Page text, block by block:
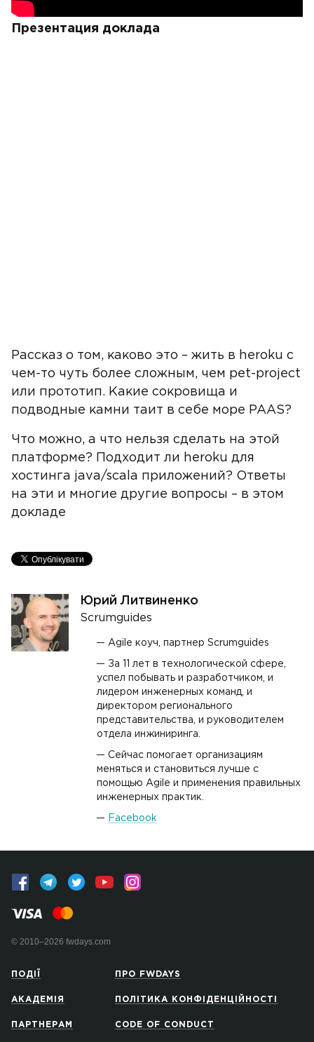
Презентация доклада
Рассказ о том, каково это – жить в heroku с
чем-то чуть более сложным, чем pet-project
или прототип. Какие сокровища и
подводные камни таит в себе море PAAS?
Что можно, а что нельзя сделать на этой
платформе? Подходит ли heroku для
хостинга java/scala приложений? Ответы
на эти и многие другие вопросы – в этом
докладе
Юрий Литвиненко
Scrumguides
Agile коуч, партнер Scrumguides
За 11 лет в технологической сфере,
успел побывать и разработчиком, и
лидером инженерных команд, и
директором регионального
представительства, и руководителем
отдела инжиниринга.
Сейчас помогает организациям
меняться и становиться лучше с
помощью Agile и применения правильных
инженерных практик.
Facebook
© 2010–2026 fwdays.com
ПОДІЇ
АКАДЕМІЯ
ПАРТНЕРАМ
ПРО FWDAYS
ПОЛІТИКА КОНФІДЕНЦІЙНОСТІ
CODE OF CONDUCT